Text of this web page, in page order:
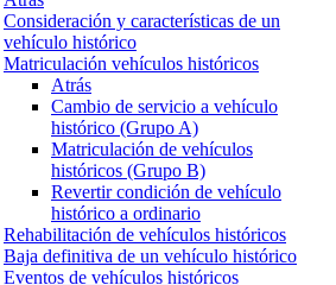
Consideración y características de un
vehículo histórico
Matriculación vehículos históricos
Atrás
Cambio de servicio a vehículo
histórico (Grupo A)
Matriculación de vehículos
históricos (Grupo B)
Revertir condición de vehículo
histórico a ordinario
Rehabilitación de vehículos históricos
Baja definitiva de un vehículo histórico
Eventos de vehículos históricos